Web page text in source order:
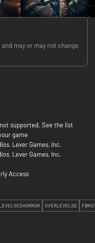
may or may not change
supported. See the list
game
, Lever Games, Inc.
, Lever Games, Inc.
Access
OVERLEVELSE